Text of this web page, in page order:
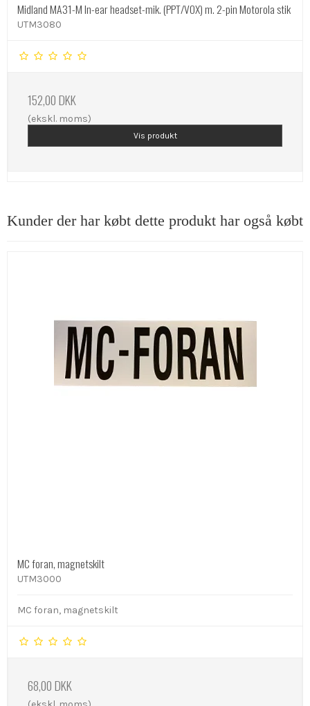
Midland MA31-M In-ear headset-mik. (PPT/VOX) m. 2-pin Motorola stik
UTM3080
152,00 DKK
(ekskl. moms)
Vis produkt
Kunder der har købt dette produkt har også købt
MC foran, magnetskilt
UTM3000
MC foran, magnetskilt
68,00 DKK